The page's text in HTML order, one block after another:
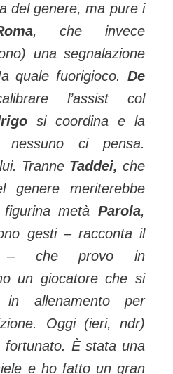
del genere, ma pure i
, che invece
una segnalazione
quale fuorigioco. De
l’assist col
si coordina e la
ci pensa.
Tranne Taddei, che
meriterebbe
metà Parola,
gesti– racconta il
– che provo in
un giocatore che si
in allenamento per
Oggi (ieri, ndr)
fortunato. È stata una
e ho fatto un gran